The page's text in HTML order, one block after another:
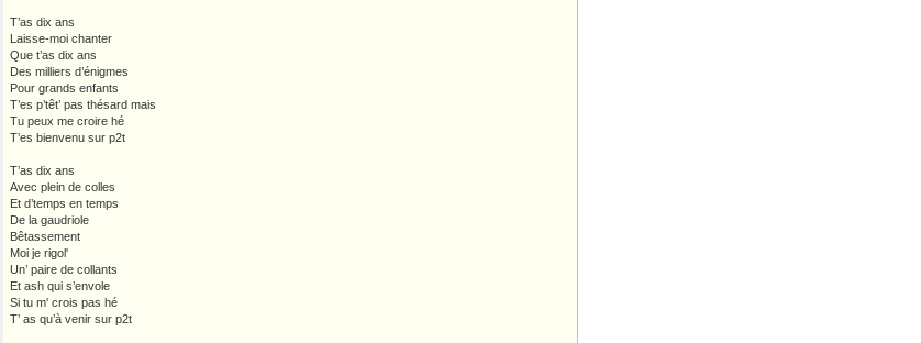
T’as dix ans
Laisse-moi chanter
Que t’as dix ans
Des milliers d’énigmes
Pour grands enfants
T’es p’têt’ pas thésard mais
Tu peux me croire hé
T’es bienvenu sur p2t
T’as dix ans
Avec plein de colles
Et d’temps en temps
De la gaudriole
Bêtassement
Moi je rigol'
Un’ paire de collants
Et ash qui s’envole
Si tu m' crois pas hé
T’ as qu’à venir sur p2t